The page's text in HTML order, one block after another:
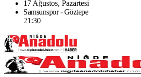
17 Ağustos, Pazartesi
Samsunspor - Göztepe
21:30